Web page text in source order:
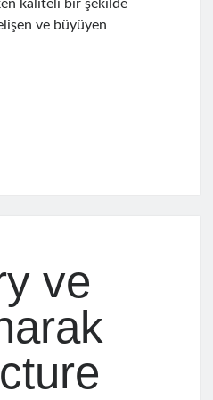
kaliteli bir şekilde
ve büyüyen
ve